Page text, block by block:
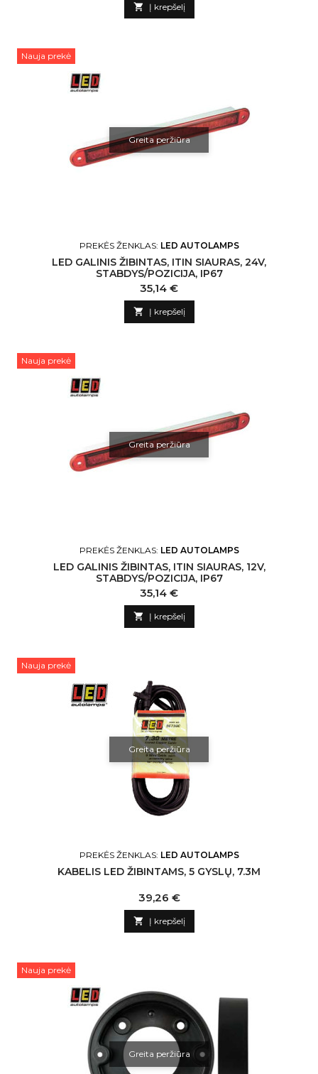
 Į krepšelį
Nauja prekė
Greita peržiūra
PREKĖS ŽENKLAS: LED AUTOLAMPS
LED GALINIS ŽIBINTAS, ITIN SIAURAS, 24V,
STABDYS/POZICIJA, IP67
Kaina
35,14 €
 Į krepšelį
Nauja prekė
Greita peržiūra
PREKĖS ŽENKLAS: LED AUTOLAMPS
LED GALINIS ŽIBINTAS, ITIN SIAURAS, 12V,
STABDYS/POZICIJA, IP67
Kaina
35,14 €
 Į krepšelį
Nauja prekė
Greita peržiūra
PREKĖS ŽENKLAS: LED AUTOLAMPS
KABELIS LED ŽIBINTAMS, 5 GYSLŲ, 7.3M
Kaina
39,26 €
 Į krepšelį
Nauja prekė
Greita peržiūra